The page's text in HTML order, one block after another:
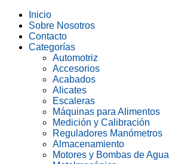
Inicio
Sobre Nosotros
Contacto
Categorías
Automotriz
Accesorios
Acabados
Alicates
Escaleras
Máquinas para Alimentos
Medición y Calibración
Reguladores Manómetros
Almacenamiento
Motores y Bombas de Agua